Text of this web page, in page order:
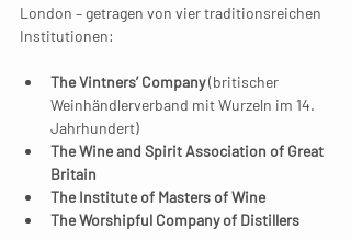
London – getragen von vier traditionsreichen
Institutionen:
The Vintners’ Company (britischer
Weinhändlerverband mit Wurzeln im 14.
Jahrhundert)
The Wine and Spirit Association of Great
Britain
The Institute of Masters of Wine
The Worshipful Company of Distillers